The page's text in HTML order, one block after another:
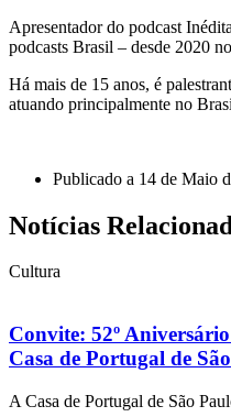
Apresentador do podcast
podcasts Brasil – desde 2020
Há mais de 15 anos, é
atuando principalmente no
Publicado a 14 de Maio
Notícias
Cultura
Convite: 52º
Casa de Portugal de
A Casa de Portugal de São